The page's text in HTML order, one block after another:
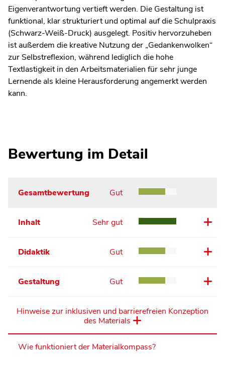
Eigenverantwortung vertieft werden. Die Gestaltung ist
funktional, klar strukturiert und optimal auf die Schulpraxis
(Schwarz-Weiß-Druck) ausgelegt. Positiv hervorzuheben
ist außerdem die kreative Nutzung der „Gedankenwolken“
zur Selbstreflexion, während lediglich die hohe
Textlastigkeit in den Arbeitsmaterialien für sehr junge
Lernende als kleine Herausforderung angemerkt werden
kann.
Bewertung im Detail
Gesamtbewertung Gut
Inhalt Sehr gut
Didaktik Gut
Gestaltung Gut
Hinweise zur inklusiven und barrierefreien Konzeption
des Materials
Wie funktioniert der Materialkompass?